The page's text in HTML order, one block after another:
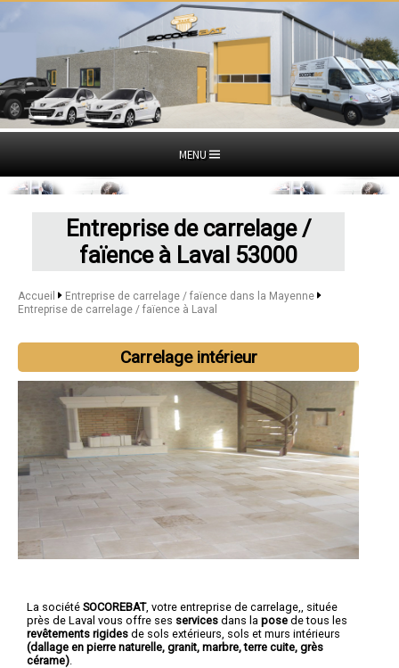
MENU
Entreprise de carrelage /
faïence à Laval 53000
Accueil
Entreprise de carrelage / faïence dans la Mayenne
Entreprise de carrelage / faïence à Laval
Carrelage intérieur
La société SOCOREBAT, votre entreprise de carrelage,
, située
près de Laval vous offre ses services dans la pose de tous les
revêtements rigides de sols extérieurs, sols et murs intérieurs
(dallage en pierre naturelle, granit, marbre, terre cuite, grès
cérame)